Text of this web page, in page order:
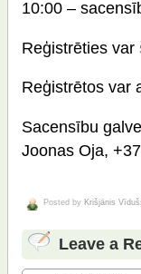
10:00 –
Reģistrēties var
Reģistrētos var
Sacensību
Joonas Oja,
Posted by Krišjānis
Leave a